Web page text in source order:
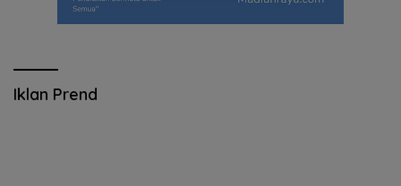
Iklan Prend